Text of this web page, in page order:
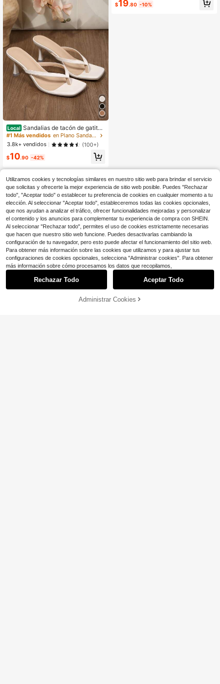
Local Sandalias de tacón de gatito
con puntera abierta cuadrada para
mujer, sandalias de fiesta de verano
con tira en el dedo para bodas y ev
entos
#1 Más vendidos
en Plano Sandalias de tacón para mujer
3.8k+ vendidos
(100+)
$10.90 -42%
26
$19.80 -10%
¡10% DE DESCUENTO!
Utilizamos cookies y tecnologías similares en nuestro sitio web para brindar el servicio
que solicitas y ofrecerte la mejor experiencia de sitio web posible. Puedes "Rechazar
todo", "Aceptar todo" o establecer tu preferencia de cookies en cualquier momento a tu
elección. Al seleccionar "Aceptar todo", estableceremos todas las cookies opcionales,
que nos ayudan a analizar el tráfico, ofrecer funcionalidades mejoradas y personalizar
el contenido y los anuncios para complementar tu experiencia de compra con SHEIN.
Al seleccionar "Rechazar todo", permites el uso de cookies estrictamente necesarias
que hacen que nuestro sitio web funcione. Puedes desactivarlas cambiando la
configuración de tu navegador, pero esto puede afectar el funcionamiento del sitio web.
Para obtener más información sobre las cookies que utilizamos y para ajustar tus
configuraciones de cookies opcionales, selecciona "Administrar cookies". Para obtener
más información sobre cómo procesamos los datos que recopilamos,
Rechazar Todo Aceptar Todo
Administrar Cookies